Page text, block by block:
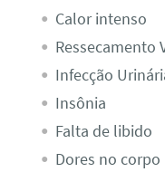
Calor intenso
Ressecamento
Infecção
Insônia
Falta de libido
Dores no corpo